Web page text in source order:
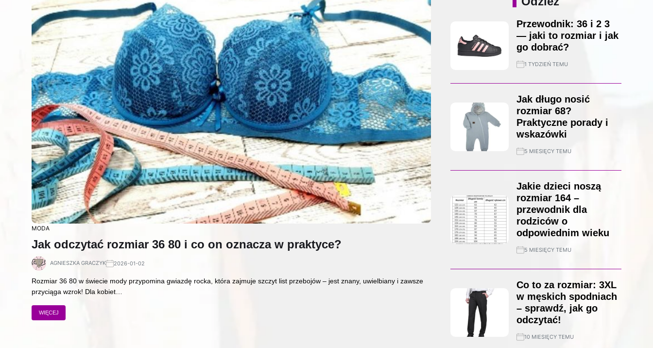
MODA
Jak odczytać rozmiar 36 80 i co on oznacza w praktyce?
AGNIESZKA GRACZYK 2026-01-02
Rozmiar 36 80 w świecie mody przypomina gwiazdę rocka, która zajmuje szczyt list przebojów – jest znany, uwielbiany i zawsze
przyciąga wzrok! Dla kobiet…
WIĘCEJ
Przewodnik: 36 i 2 3
— jaki to rozmiar i jak
go dobrać?
1 TYDZIEŃ TEMU
Jak długo nosić
rozmiar 68?
Praktyczne porady i
wskazówki
5 MIESIĘCY TEMU
Jakie dzieci noszą
rozmiar 164 –
przewodnik dla
rodziców o
odpowiednim wieku
5 MIESIĘCY TEMU
Co to za rozmiar: 3XL
w męskich spodniach
– sprawdź, jak go
odczytać!
10 MIESIĘCY TEMU